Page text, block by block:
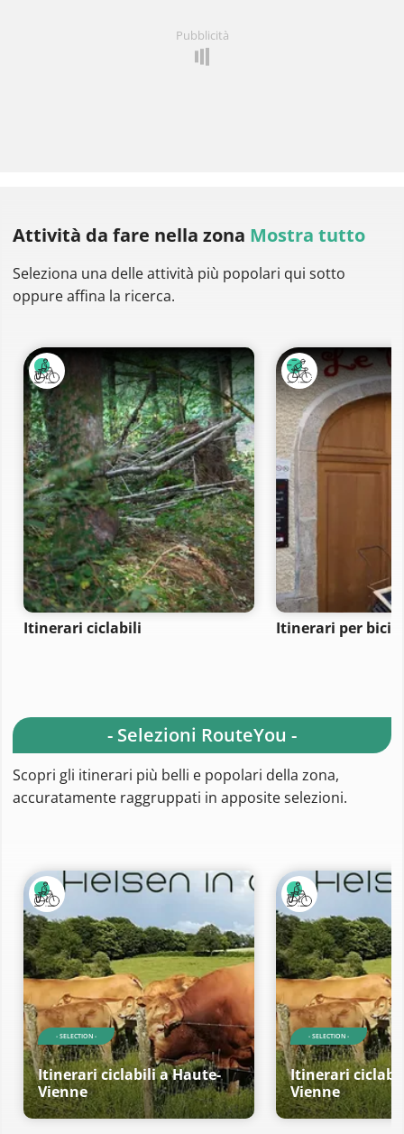
Pubblicità
Attività da fare nella zona Mostra tutto
Seleziona una delle attività più popolari qui sotto
oppure affina la ricerca.
Itinerari ciclabili Itinerari per bici
- Selezioni RouteYou -
Scopri gli itinerari più belli e popolari della zona,
accuratamente raggruppati in apposite selezioni.
- SELECTION -
Itinerari ciclabili a Haute-
Vienne
- SELECTION -
Itinerari
Vienne